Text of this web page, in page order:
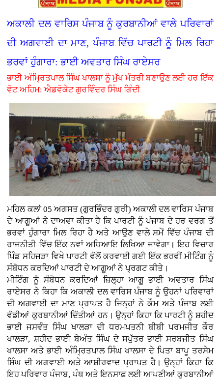
ਅਕਾਲੀ ਦਲ ਵਾਰਿਸ ਪੰਜਾਬ ਨੂੰ ਕੁਰਬਾਨੀਆਂ ਵਾਲੇ ਪਰਿਵਾਰਾਂ
ਦੀ ਅਗਵਾਈ ਦਾ ਮਾਣ, ਪੰਜਾਬ ਵਿੱਚ ਪਾਰਟੀ ਨੂੰ ਮਿਲ ਰਿਹਾ
ਭਰਵਾਂ ਹੁੰਗਾਰਾ: ਭਾਈ ਅਵਤਾਰ ਸਿੰਘ ਰਾਏਸਰ
ਭਾਈ ਅੰਮ੍ਰਿਤਪਾਲ ਸਿੰਘ ਖਾਲਸਾ ਨੂੰ ਮੁੱਖ ਮੰਤਰੀ ਬਣਾਉਣ ਲਈ ਹਰ ਇੱਕ
ਵੋਟ ਅਹਿਮ: ਐਡਵੋਕੇਟ ਗੁਰਵਿੰਦਰ ਸਿੰਘ ਗਿੰਦੀ
ਮਹਿਲ ਕਲਾਂ 05 ਅਗਸਤ (ਗੁਰਭਿੰਦਰ ਗੁਰੀ)ਅਕਾਲੀ ਦਲ ਵਾਰਿਸ ਪੰਜਾਬ
ਦੇ ਆਗੂਆਂ ਨੇ ਦਾਅਵਾ ਕੀਤਾ ਹੈ ਕਿ ਪਾਰਟੀ ਨੂੰ ਪੰਜਾਬ ਦੇ ਹਰ ਵਰਗ ਤੋਂ
ਭਰਵਾਂ ਹੁੰਗਾਰਾ ਮਿਲ ਰਿਹਾ ਹੈ ਅਤੇ ਆਉਣ ਵਾਲੇ ਸਮੇਂ ਵਿੱਚ ਪੰਜਾਬ ਦੀ
ਰਾਜਨੀਤੀ ਵਿੱਚ ਇੱਕ ਨਵਾਂ ਅਧਿਆਇ ਲਿਖਿਆ ਜਾਵੇਗਾ। ਇਹ ਵਿਚਾਰ
ਪਿੰਡ ਸਹਿਜੜਾ ਵਿਖੇ ਪਾਰਟੀ ਵੱਲੋਂ ਕਰਵਾਈ ਗਈ ਇੱਕ ਭਰਵੀਂ ਮੀਟਿੰਗ ਨੂੰ
ਸੰਬੋਧਨ ਕਰਦਿਆਂ ਪਾਰਟੀ ਦੇ ਆਗੂਆਂ ਨੇ ਪ੍ਰਗਟ ਕੀਤੇ।
ਮੀਟਿੰਗ ਨੂੰ ਸੰਬੋਧਨ ਕਰਦਿਆਂ ਜ਼ਿਲ੍ਹਾ ਆਗੂ ਭਾਈ ਅਵਤਾਰ ਸਿੰਘ
ਰਾਏਸਰ ਨੇ ਕਿਹਾ ਕਿ ਅਕਾਲੀ ਦਲ ਵਾਰਿਸ ਪੰਜਾਬ ਨੂੰ ਉਹਨਾਂ ਪਰਿਵਾਰਾਂ
ਦੀ ਅਗਵਾਈ ਦਾ ਮਾਣ ਪ੍ਰਾਪਤ ਹੈ ਜਿਨ੍ਹਾਂ ਨੇ ਕੌਮ ਅਤੇ ਪੰਜਾਬ ਲਈ
ਵੱਡੀਆਂ ਕੁਰਬਾਨੀਆਂ ਦਿੱਤੀਆਂ ਹਨ। ਉਨ੍ਹਾਂ ਕਿਹਾ ਕਿ ਪਾਰਟੀ ਨੂੰ ਸ਼ਹੀਦ
ਭਾਈ ਜਸਵੰਤ ਸਿੰਘ ਖਾਲੜਾ ਦੀ ਧਰਮਪਤਨੀ ਬੀਬੀ ਪਰਮਜੀਤ ਕੌਰ
ਖਾਲੜਾ, ਸ਼ਹੀਦ ਭਾਈ ਬੇਅੰਤ ਸਿੰਘ ਦੇ ਸਪੁੱਤਰ ਭਾਈ ਸਰਬਜੀਤ ਸਿੰਘ
ਖਾਲਸਾ ਅਤੇ ਭਾਈ ਅੰਮ੍ਰਿਤਪਾਲ ਸਿੰਘ ਖਾਲਸਾ ਦੇ ਪਿਤਾ ਬਾਪੂ ਤਰਸੇਮ
ਸਿੰਘ ਦੀ ਅਗਵਾਈ ਅਤੇ ਆਸ਼ੀਰਵਾਦ ਪ੍ਰਾਪਤ ਹੈ। ਉਨ੍ਹਾਂ ਕਿਹਾ ਕਿ
ਇਹ ਪਰਿਵਾਰ ਪੰਜਾਬ, ਪੰਥ ਅਤੇ ਇਨਸਾਫ਼ ਲਈ ਆਪਣੀਆਂ ਕੁਰਬਾਨੀਆਂ